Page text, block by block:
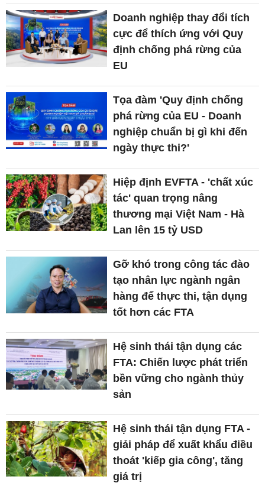
Doanh nghiệp thay đổi tích
cực để thích ứng với Quy
định chống phá rừng của
EU
Tọa đàm 'Quy định chống
phá rừng của EU - Doanh
nghiệp chuẩn bị gì khi đến
ngày thực thi?'
Hiệp định EVFTA - 'chất xúc
tác' quan trọng nâng
thương mại Việt Nam - Hà
Lan lên 15 tỷ USD
Gỡ khó trong công tác đào
tạo nhân lực ngành ngân
hàng để thực thi, tận dụng
tốt hơn các FTA
Hệ sinh thái tận dụng các
FTA: Chiến lược phát triển
bền vững cho ngành thủy
sản
Hệ sinh thái tận dụng FTA -
giải pháp để xuất khẩu điều
thoát 'kiếp gia công', tăng
giá trị